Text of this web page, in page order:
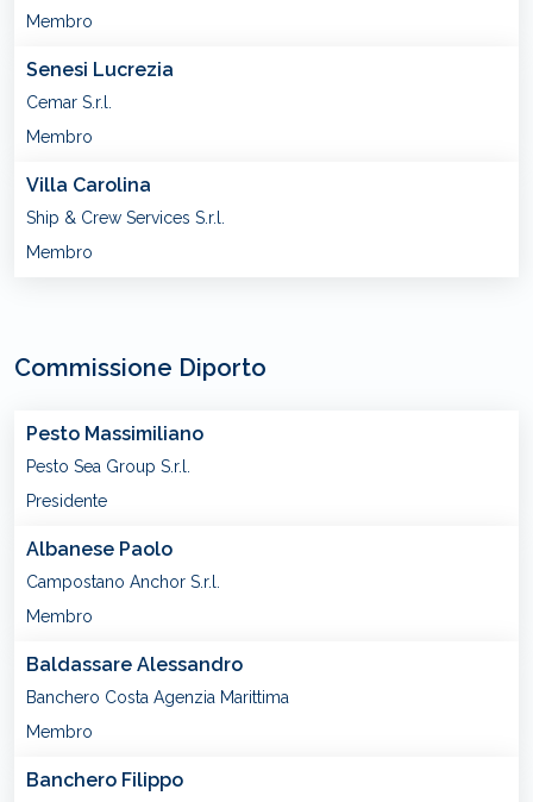
Membro
Senesi Lucrezia
Cemar S.r.l.
Membro
Villa Carolina
Ship & Crew Services S.r.l.
Membro
Commissione Diporto
Pesto Massimiliano
Pesto Sea Group S.r.l.
Presidente
Albanese Paolo
Campostano Anchor S.r.l.
Membro
Baldassare Alessandro
Banchero Costa Agenzia Marittima
Membro
Banchero Filippo